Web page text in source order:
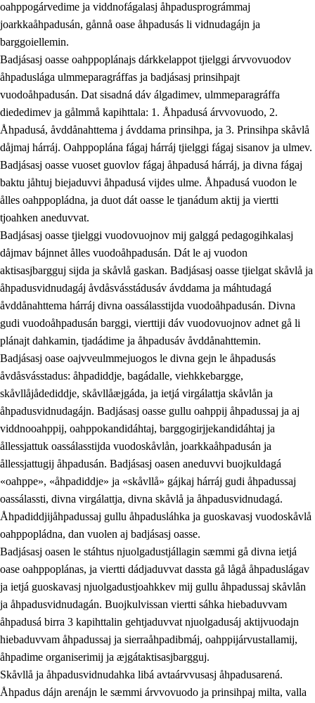
oahppogárvedime ja viddnofágalasj åhpadusprográmmaj
joarkkaåhpadusán, gånnå oase åhpadusás li vidnudagájn ja
barggoiellemin.
Badjásasj oasse oahppoplánajs dárkkelappot tjielggi árvvovuodov
åhpaduslága ulmmeparagráffas ja badjásasj prinsihpajt
vuodoåhpadusán. Dat sisadná dáv álgadimev, ulmmeparagráffa
diededimev ja gålmmå kapihttala: 1. Åhpadusá árvvovuodo, 2.
Åhpadusá, åvddånahttema j ávddama prinsihpa, ja 3. Prinsihpa skåvlå
dåjmaj hárráj. Oahppoplána fágaj hárráj tjielggi fágaj sisanov ja ulmev.
Badjásasj oasse vuoset guovlov fágaj åhpadusá hárráj, ja divna fágaj
baktu jåhtuj biejaduvvi åhpadusá vijdes ulme. Åhpadusá vuodon le
ålles oahppopládna, ja duot dát oasse le tjanádum aktij ja viertti
tjoahken aneduvvat.
Badjásasj oasse tjielggi vuodovuojnov mij galggá pedagogihkalasj
dåjmav bájnnet ålles vuodoåhpadusán. Dát le aj vuodon
aktisasjbargguj sijda ja skåvlå gaskan. Badjásasj oasse tjielgat skåvlå ja
åhpadusvidnudagáj åvdåsvásstádusáv ávddama ja máhtudagá
åvddånahttema hárráj divna oassálasstijda vuodoåhpadusán. Divna
gudi vuodoåhpadusán barggi, vierttiji dáv vuodovuojnov adnet gå li
plánajt dahkamin, tjadádime ja åhpadusáv åvddånahttemin.
Badjásasj oase oajvveulmmejuogos le divna gejn le åhpadusás
åvdåsvásstadus: åhpadiddje, bagádalle, viehkkebargge,
skåvllåjådediddje, skåvllåæjgáda, ja ietjá virgálattja skåvlån ja
åhpadusvidnudagájn. Badjásasj oasse gullu oahppij åhpadussaj ja aj
viddnooahppij, oahppokandidáhtaj, barggogirjjekandidáhtaj ja
ållessjattuk oassálasstijda vuodoskåvlån, joarkkaåhpadusán ja
ållessjattugij åhpadusán. Badjásasj oasen aneduvvi buojkuldagá
«oahppe», «åhpadiddje» ja «skåvllå» gájkaj hárráj gudi åhpadussaj
oassálassti, divna virgálattja, divna skåvlå ja åhpadusvidnudagá.
Åhpadiddjijåhpadussaj gullu åhpadusláhka ja guoskavasj vuodoskåvlå
oahppopládna, dan vuolen aj badjásasj oasse.
Badjásasj oasen le stáhtus njuolgadustjállagin sæmmi gå divna ietjá
oase oahppoplánas, ja viertti dádjaduvvat dassta gå lågå åhpaduslágav
ja ietjá guoskavasj njuolgadustjoahkkev mij gullu åhpadussaj skåvlån
ja åhpadusvidnudagán. Buojkulvissan viertti sáhka hiebaduvvam
åhpadusá birra 3 kapihttalin gehtjaduvvat njuolgadusáj aktijvuodajn
hiebaduvvam åhpadussaj ja sierraåhpadibmáj, oahppijárvustallamij,
åhpadime organiserimij ja æjgátaktisasjbargguj.
Skåvllå ja åhpadusvidnudahka libá avtaárvvusasj åhpadusarená.
Åhpadus dájn arenájn le sæmmi árvvovuodo ja prinsihpaj milta, valla